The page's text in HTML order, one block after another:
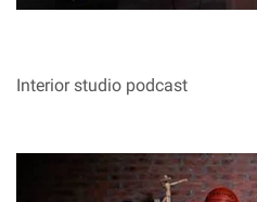
Interior studio podcast